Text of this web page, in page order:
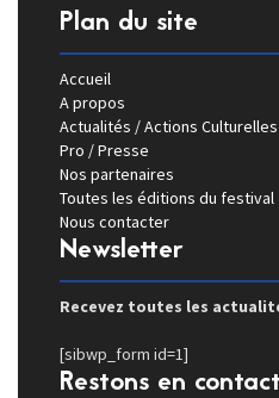
Plan du site
Accueil
A propos
Actualités / Actions Culturelles
Pro / Presse
Nos partenaires
Toutes les éditions du festival
Nous contacter
Newsletter
Recevez toutes les
[sibwp_form id=1]
Restons en contact